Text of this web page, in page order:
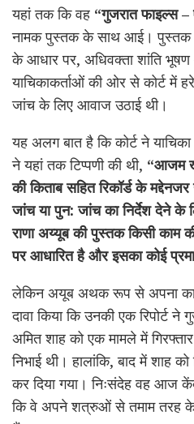
यहां तक कि वह “गुजरात फाइल्स
नामक पुस्तक के साथ आई। पुस्तक
के आधार पर, अधिवक्ता शांति
याचिकाकर्ताओं की ओर से कोर्ट में
जांच के लिए आवाज उठाई थी।
यह अलग बात है कि कोर्ट ने
ने यहां तक ​​टिप्पणी की थी, “आजम
की किताब सहित रिकॉर्ड के
जांच या पुन: जांच का निर्देश देने के
राणा अय्यूब की पुस्तक किसी काम
पर आधारित है और इसका कोई
लेकिन अयूब अथक रूप से अपना
दावा किया कि उनकी एक रिपोर्ट
अमित शाह को एक मामले में
निभाई थी। हालांकि, बाद में शाह को
कर दिया गया। निःसंदेह वह आज
कि वे अपने शत्रुओं से तमाम तरह के